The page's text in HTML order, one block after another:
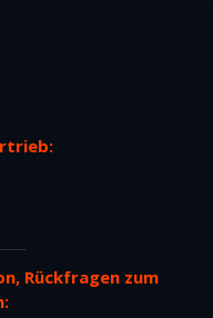
Rückfragen zum